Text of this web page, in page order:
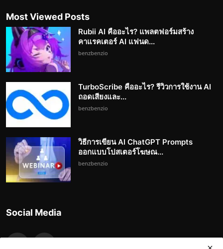
Most Viewed Posts
Rubii AI คืออะไร? แพลตฟอร์มสร้าง
คาแรคเตอร์ AI แฟนด...
benzbenzio
TurboScribe คืออะไร? รีวิวการใช้งาน AI
ถอดเสียงและ...
benzbenzio
วิธีการเขียน AI ChatGPT Prompts
ออกแบบโปสเตอร์โฆษณ...
benzbenzio
Social Media